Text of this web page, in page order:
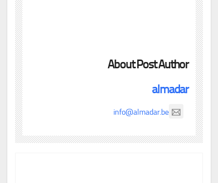
About Post Author
almadar
info@almadar.be